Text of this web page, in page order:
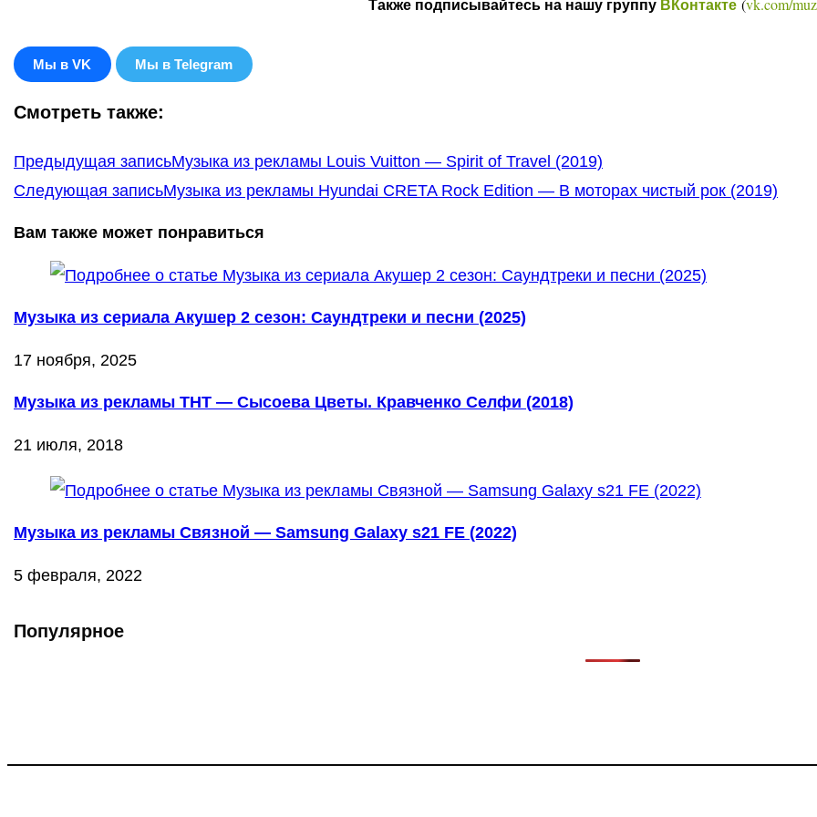
Также подписывайтесь на нашу группу ВКонтакте(vk.com/
Мы в VK Мы в Telegram
Смотреть также:
Еще
статьи
Предыдущая записьМузыка из рекламы Louis Vuitton — Spirit of Travel (2019)
Следующая записьМузыка из рекламы Hyundai CRETA Rock Edition — В моторах чистый рок (2019)
Вам также может понравиться
Музыка из сериала Акушер 2 сезон: Саундтреки и песни (2025)
17 ноября, 2025
Музыка из рекламы ТНТ — Сысоева Цветы. Кравченко Селфи (2018)
21 июля, 2018
Музыка из рекламы Связной — Samsung Galaxy s21 FE (2022)
5 февраля, 2022
Популярное